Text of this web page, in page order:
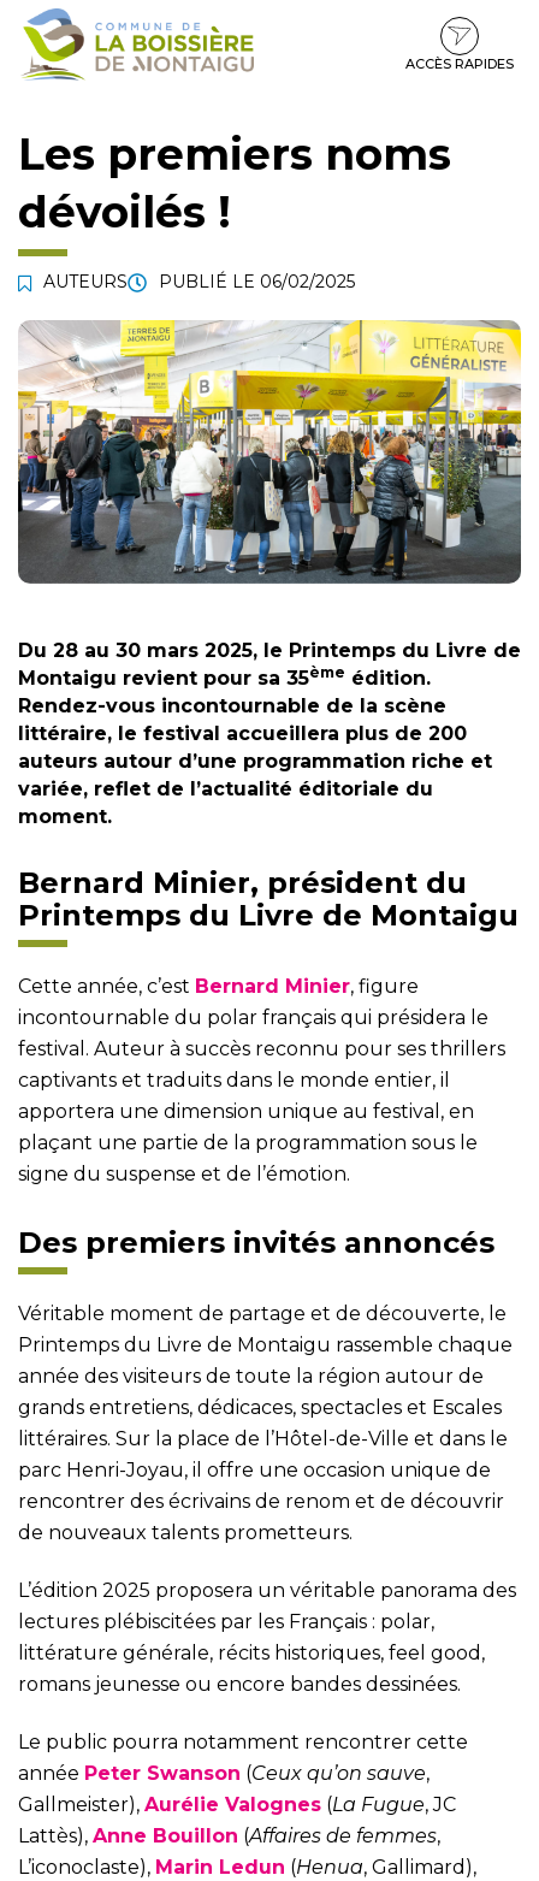
Gestion des traceurs
Aller
Aller
contenu
Aller
pied
ACCÈS RAPIDES
Les premiers noms
dévoilés !
AUTEURS PUBLIÉ LE 06/02/2025
Du 28 au 30 mars 2025, le Printemps du Livre de
Montaigu revient pour sa 35ème édition.
Rendez-vous incontournable de la scène
littéraire, le festival accueillera plus de 200
auteurs autour d’une programmation riche et
variée, reflet de l’actualité éditoriale du
moment.
Bernard Minier, président du
Printemps du Livre de Montaigu
Cette année, c’est Bernard Minier, figure
incontournable du polar français qui présidera le
festival. Auteur à succès reconnu pour ses thrillers
captivants et traduits dans le monde entier, il
apportera une dimension unique au festival, en
plaçant une partie de la programmation sous le
signe du suspense et de l’émotion.
Des premiers invités annoncés
Véritable moment de partage et de découverte, le
Printemps du Livre de Montaigu rassemble chaque
année des visiteurs de toute la région autour de
grands entretiens, dédicaces, spectacles et Escales
littéraires. Sur la place de l’Hôtel-de-Ville et dans le
parc Henri-Joyau, il offre une occasion unique de
rencontrer des écrivains de renom et de découvrir
de nouveaux talents prometteurs.
L’édition 2025 proposera un véritable panorama des
lectures plébiscitées par les Français : polar,
littérature générale, récits historiques, feel good,
romans jeunesse ou encore bandes dessinées.
Le public pourra notamment rencontrer cette
année Peter Swanson (Ceux qu’on sauve,
Gallmeister), Aurélie Valognes (La Fugue, JC
Lattès), Anne Bouillon (Affaires de femmes,
L’iconoclaste), Marin Ledun (Henua, Gallimard),